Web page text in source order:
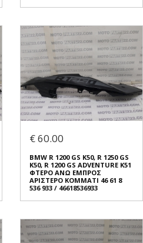
€ 60.00
BMW R 1200 GS K50, R 1250 GS
K50, R 1200 GS ADVENTURE K51
ΦΤΕΡO ΑΝΩ ΕΜΠΡΟΣ
ΑΡΙΣΤΕΡΟ ΚΟΜΜΑΤΙ 46 61 8
536 933 / 46618536933